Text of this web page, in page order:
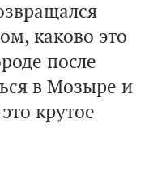
каково это
после
в Мозыре и
крутое